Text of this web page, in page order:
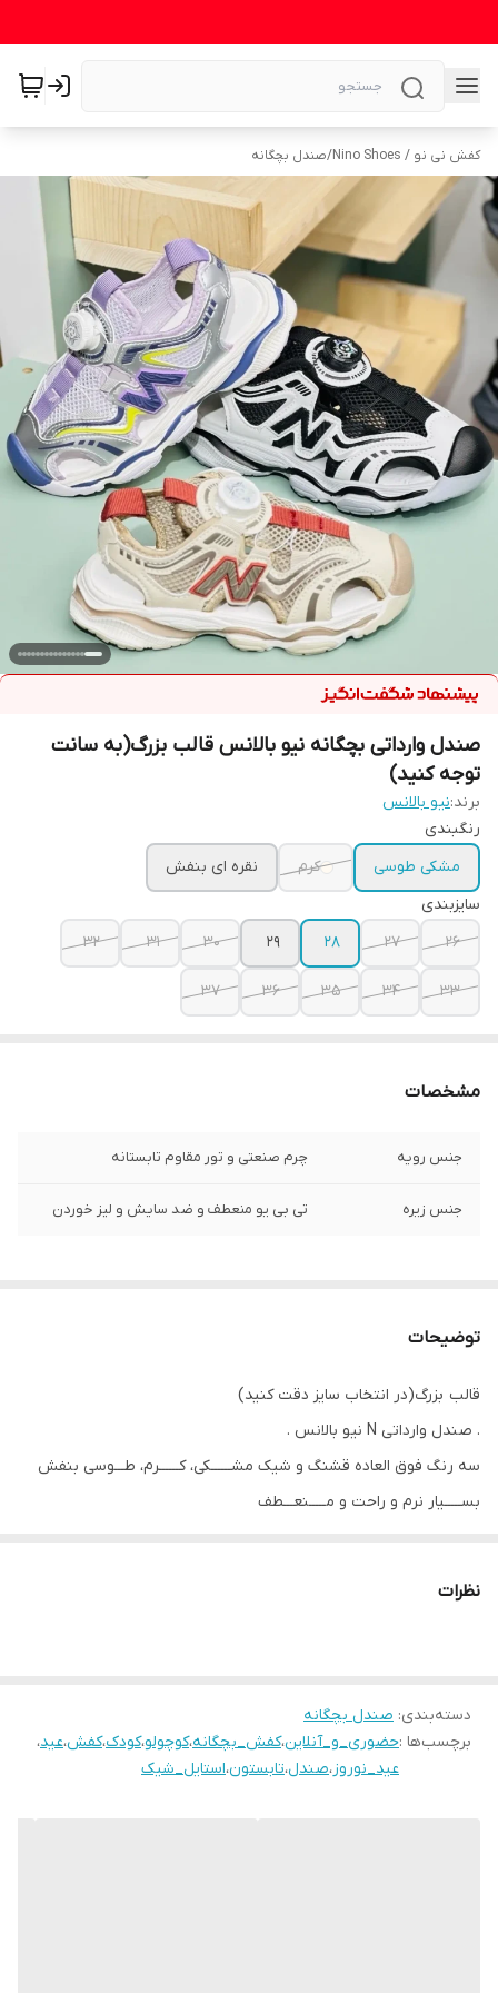
کفش نی نو / Nino Shoes /صندل بچگانه
صندل وارداتی بچگانه نیو بالانس قالب بزرگ(به سانت
توجه کنید)
برند:نیو بالانس
رنگبندی
مشکی طوسی
کرم
نقره ای بنفش
سایزبندی
26
27
28
29
30
31
32
33
34
35
36
37
مشخصات
جنس رویه چرم صنعتی و تور مقاوم تابستانه
جنس زیره تی بی یو منعطف و ضد سایش و لیز خوردن
توضیحات
قالب بزرگ(در انتخاب سایز دقت کنید)
. صندل وارداتی N نیو بالانس .
سه رنگ فوق العاده قشنگ و شیک مشــــــکی، کــــــرم، طـــوسی بنفش
بســـــیار نرم و راحت و مـــــنعـــطف
گارد محافظ برای محافظت از نوک پا ‼
۲۷ مناسب پای 18 سانـــت
۲۸ مناسب پای 18.5 سانــت
نظرات
دسته‌بندی: صندل بچگانه
برچسب‌ها :حضوری_و_آنلاین،کفش_بچگانه،کوچولو،کودک،کفش،عید،
عید_نوروز،صندل،تابستون،استایل_شیک